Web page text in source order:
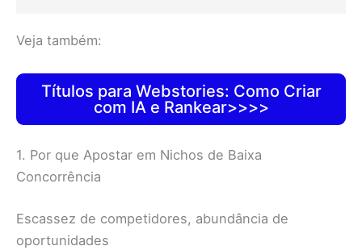
Veja também:
Títulos para Webstories: Como Criar
com IA e Rankear>>>>
1. Por que Apostar em Nichos de Baixa
Concorrência
Escassez de competidores, abundância de
oportunidades